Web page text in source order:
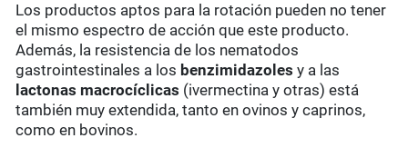
Los productos aptos para la rotación pueden no tener
el mismo espectro de acción que este producto.
Además, la resistencia de los nematodos
gastrointestinales a los benzimidazoles y a las
lactonas macrocíclicas (ivermectina y otras) está
también muy extendida, tanto en ovinos y caprinos,
como en bovinos.